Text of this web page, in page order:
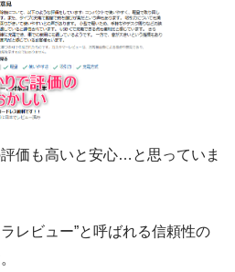
価も高いと安心…と思っていま
レビュー”と呼ばれる信頼性の